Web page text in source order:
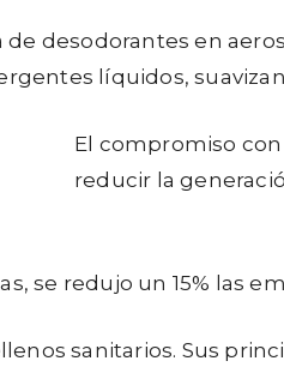
de desodorantes en
líquidos,
El compromiso
reducir la
se redujo un 15% las
sanitarios. Sus